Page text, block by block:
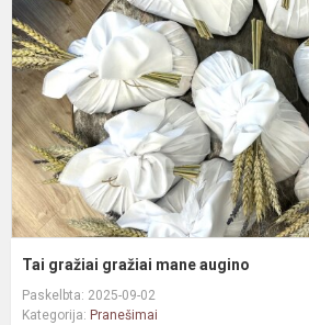
Tai gražiai gražiai mane augino
Paskelbta: 2025-09-02
Kategorija: Pranešimai